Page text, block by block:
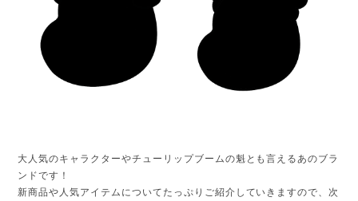
大人気のキャラクターやチューリップブームの魁とも言えるあのブラ
ンドです！
新商品や人気アイテムについてたっぷりご紹介していきますので、次